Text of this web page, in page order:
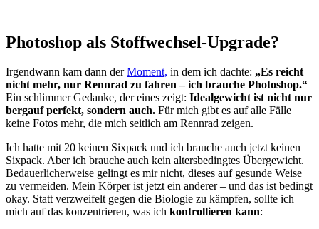
Photoshop als Stoffwechsel-Upgrade?
Irgendwann kam dann derMoment, in dem ich dachte: „Es reicht
nicht mehr, nur Rennrad zu fahren – ich brauche Photoshop.“
Ein schlimmer Gedanke, der eines zeigt: Idealgewicht ist nicht nur
bergauf perfekt, sondern auch. Für mich gibt es auf alle Fälle
keine Fotos mehr, die mich seitlich am Rennrad zeigen.
Ich hatte mit 20 keinen Sixpack und ich brauche auch jetzt keinen
Sixpack. Aber ich brauche auch kein altersbedingtes Übergewicht.
Bedauerlicherweise gelingt es mir nicht, dieses auf gesunde Weise
zu vermeiden. Mein Körper ist jetzt ein anderer – und das ist bedingt
okay. Statt verzweifelt gegen die Biologie zu kämpfen, sollte ich
mich auf das konzentrieren, was ich kontrollieren kann: